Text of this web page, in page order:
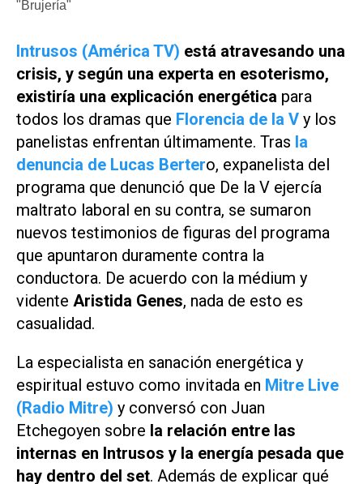
"Brujería"
Intrusos (América TV) está atravesando una
crisis, y según una experta en esoterismo,
existiría una explicación energética para
todos los dramas que Florencia de la V y los
panelistas enfrentan últimamente. Tras la
denuncia de Lucas Bertero, expanelista del
programa que denunció que De la V ejercía
maltrato laboral en su contra, se sumaron
nuevos testimonios de figuras del programa
que apuntaron duramente contra la
conductora. De acuerdo con la médium y
vidente Aristida Genes, nada de esto es
casualidad.
La especialista en sanación energética y
espiritual estuvo como invitada en Mitre Live
(Radio Mitre) y conversó con Juan
Etchegoyen sobre la relación entre las
internas en Intrusos y la energía pesada que
hay dentro del set. Además de explicar qué